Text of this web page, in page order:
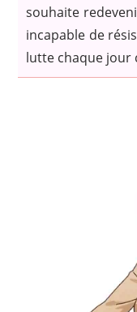
souhaite
incapable de
lutte chaque jour